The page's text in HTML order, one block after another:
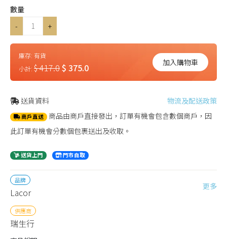
數量
-
+
庫存: 有貨
小計: $ 417.0$ 375.0 加入購物車
送貨資料 物流及配送政策
商戶直送 商品由商戶直接發出，訂單有機會包含數個商戶，因
此訂單有機會分數個包裹送出及收取。
送貨上門 門市自取
品牌
Lacor
更多
供應商
瑞生行